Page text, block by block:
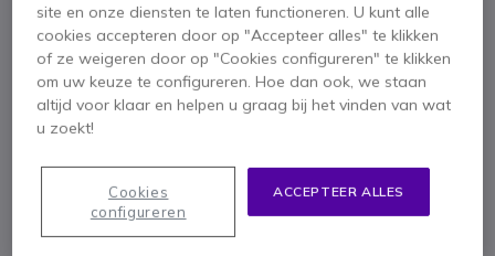
Niet op voorraad
2 jaarFabrieksgarantie
Belangrijkste kenmerken
site en onze diensten te laten functioneren. U kunt alle
cookies accepteren door op "Accepteer alles" te klikken
of ze weigeren door op "Cookies configureren" te klikken
om uw keuze te configureren. Hoe dan ook, we staan
altijd voor klaar en helpen u graag bij het vinden van wat
u zoekt!
ACCEPTEER ALLES
Cookies
configureren